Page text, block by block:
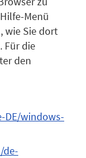
Menü
wie Sie dort
Für die
den
windows-
de-